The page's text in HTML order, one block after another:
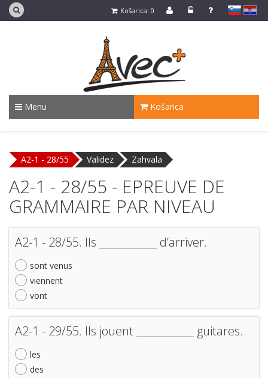
slovenskoHrvaško
Košarica: 0
Menu Košarica
A2-1 - 28/55 Validez Zahvala
A2-1 - 28/55 - EPREUVE DE
GRAMMAIRE PAR NIVEAU
A2-1 - 28/55. Ils ____________ d’arriver.
sont venus
viennent
vont
A2-1 - 29/55. Ils jouent ____________ guitares.
les
des